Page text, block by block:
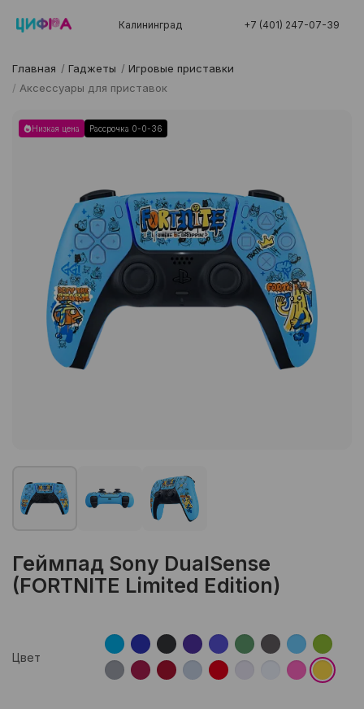
Калининград +7 (401) 247-07-39
Главная / Гаджеты / Игровые приставки
/ Аксессуары для приставок
Низкая цена Рассрочка 0-0-36
Геймпад Sony DualSense
(FORTNITE Limited Edition)
Цвет